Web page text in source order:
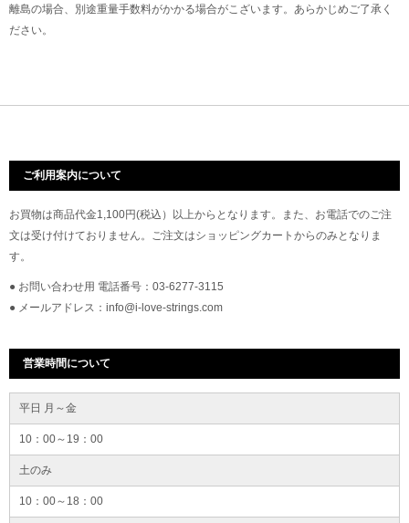
離島の場合、別途重量手数料がかかる場合がこざいます。あらかじめご了承く
ださい。
ご利用案内について
お買物は商品代金1,100円(税込）以上からとなります。また、お電話でのご注
文は受け付けておりません。ご注文はショッピングカートからのみとなりま
す。
● お問い合わせ用 電話番号：03-6277-3115
● メールアドレス：info@i-love-strings.com
営業時間について
平日 月～金
10：00～19：00
土のみ
10：00～18：00